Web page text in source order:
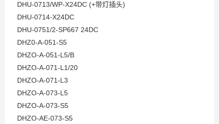
DHU-0713/WP-X24DC (+带灯插头)
DHU-0714-X24DC
DHU-0751/2-SP667 24DC
DHZ0-A-051-S5
DHZO-A-051-L5/B
DHZO-A-071-L1/20
DHZO-A-071-L3
DHZO-A-073-L5
DHZO-A-073-S5
DHZO-AE-073-S5